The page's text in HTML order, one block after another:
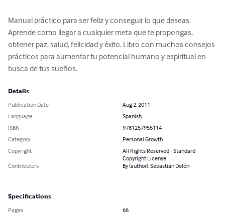
Manual práctico para ser feliz y conseguir lo que deseas.
Aprende como llegar a cualquier meta que te propongas,
obtener paz, salud, felicidad y éxito. Libro con muchos consejos
prácticos para aumentar tu potencial humano y espiritual en
busca de tus sueños.
Details
Publication Date
Aug 2, 2011
Language
Spanish
ISBN
9781257955114
Category
Personal Growth
Copyright
All Rights Reserved - Standard
Copyright License
Contributors
By (author): Sebastián Delón
Specifications
Pages
66